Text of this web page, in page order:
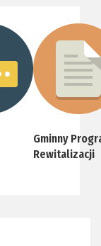
Gminny
Rewitalizacji